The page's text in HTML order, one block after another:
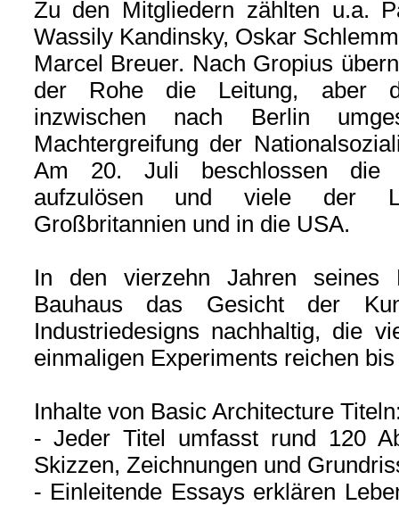
Zu den Mitgliedern zählten u.a.
Wassily Kandinsky, Oskar
Marcel Breuer. Nach Gropius
der Rohe die Leitung, aber
inzwischen nach Berlin
Machtergreifung der
Am 20. Juli beschlossen die
aufzulösen und viele der
Großbritannien und in die USA.
In den vierzehn Jahren seines
Bauhaus das Gesicht der
Industriedesigns nachhaltig, die
einmaligen Experiments reichen
Inhalte von Basic Architecture
- Jeder Titel umfasst rund 120
Skizzen, Zeichnungen und
- Einleitende Essays erklären